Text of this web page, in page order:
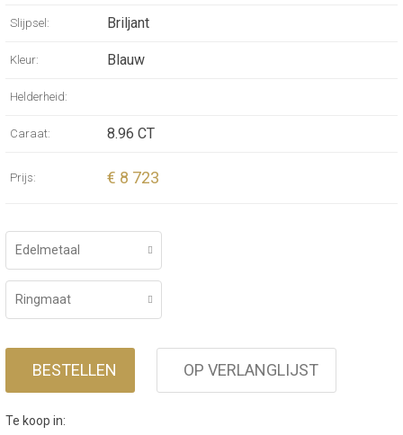
Slijpsel: Briljant
Kleur: Blauw
Helderheid:
Caraat: 8.96 CT
Prijs: € 8 723
Edelmetaal
Ringmaat
BESTELLEN OP VERLANGLIJST
Te koop in: